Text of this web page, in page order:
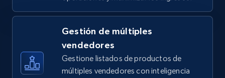
TikTok Shop - discover records by shop url
URL, Title, Available, Description, Currency, Initial
price, Final price, Discount percent, and more.
668+ Comenzar ahora
Gestión de múltiples
vendedores
Gestione listados de productos de
múltiples vendedores con inteligencia